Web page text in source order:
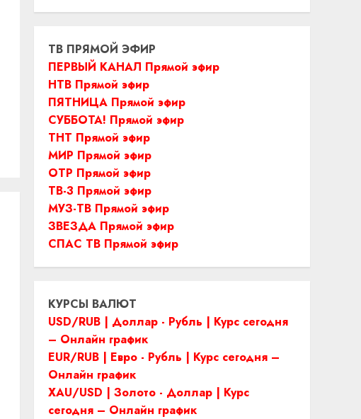
ТВ ПРЯМОЙ ЭФИР
ПЕРВЫЙ КАНАЛ Прямой эфир
НТВ Прямой эфир
ПЯТНИЦА Прямой эфир
СУББОТА! Прямой эфир
ТНТ Прямой эфир
МИР Прямой эфир
ОТР Прямой эфир
ТВ-3 Прямой эфир
МУЗ-ТВ Прямой эфир
ЗВЕЗДА Прямой эфир
СПАС ТВ Прямой эфир
КУРСЫ ВАЛЮТ
USD/RUB | Доллар - Рубль | Курс сегодня
– Онлайн график
EUR/RUB | Евро - Рубль | Курс сегодня –
Онлайн график
XAU/USD | Золото - Доллар | Курс
сегодня – Онлайн график